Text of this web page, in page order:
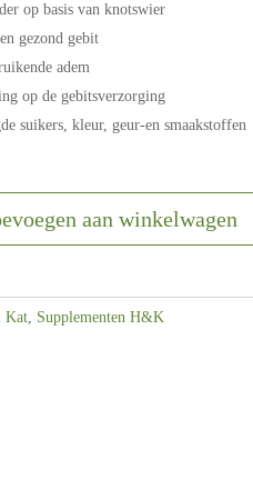
op basis van knotswier
gezond gebit
adem
op de gebitsverzorging
suikers, kleur, geur-en smaakstoffen
aan winkelwagen
Kat, Supplementen H&K